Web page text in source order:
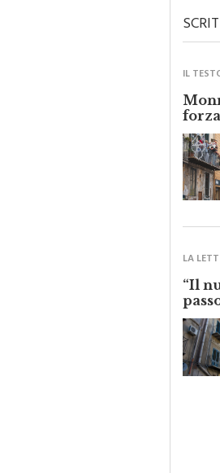
IL
LA
“Il